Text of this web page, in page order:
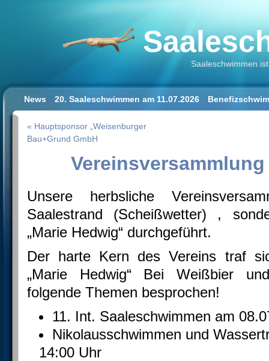
Saaleschwimmen
News 20. Saaleschwimmen am 11.07.2026
Impressum/Datenschutz
« Hauptsponsor „Weisenburger
Bau+Grund GmbH
Vereinsversammlung
Unsere herbsliche
Saalestrand (Scheißwetter) ,
„Marie Hedwig“ durchgeführt.
Der harte Kern des Vereins traf
„Marie Hedwig“ Bei Weißbier
folgende Themen besprochen!
11. Int. Saaleschwimmen am
Nikolausschwimmen und
14:00 Uhr